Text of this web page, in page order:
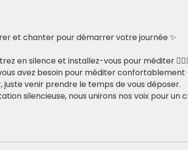
et chanter pour démarrer votre journée ✨
en silence et installez-vous pour méditer
avez besoin pour méditer confortablement
juste venir prendre le temps de vous déposer.
silencieuse, nous unirons nos voix pour